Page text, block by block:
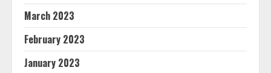
March 2023
February 2023
January 2023